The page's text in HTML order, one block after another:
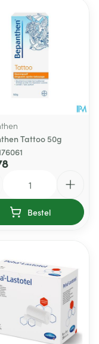
Tattoo 50g
Bestel